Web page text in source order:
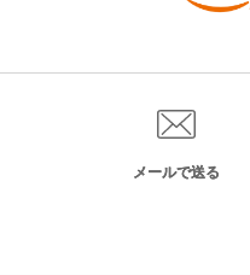
メールで送る